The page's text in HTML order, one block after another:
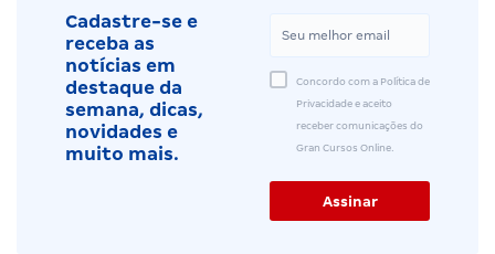
Cadastre-se e
receba as
notícias em
destaque da
semana, dicas,
novidades e
muito mais.
Concordo com a Política de
Privacidade e aceito
receber comunicações do
Gran Cursos Online.